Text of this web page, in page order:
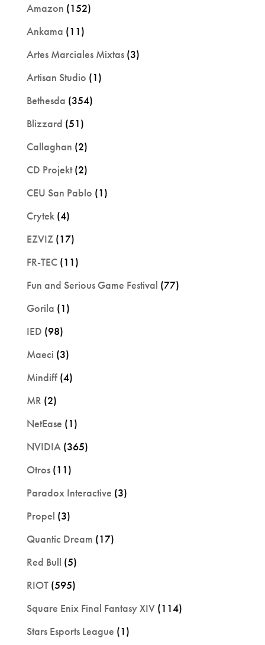
Amazon (152)
Ankama (11)
Artes Marciales Mixtas(3)
Artisan Studio (1)
Bethesda (354)
Blizzard (51)
Callaghan (2)
CD Projekt(2)
CEU San Pablo (1)
Crytek(4)
EZVIZ(17)
FR-TEC(11)
Fun and Serious Game Festival (77)
Gorila (1)
IED (98)
Maeci (3)
Mindiff(4)
MR (2)
NetEase (1)
NVIDIA(365)
Otros(11)
Paradox Interactive (3)
Propel (3)
Quantic Dream (17)
Red Bull (5)
RIOT(595)
Square Enix Final Fantasy XIV(114)
Stars Esports League (1)